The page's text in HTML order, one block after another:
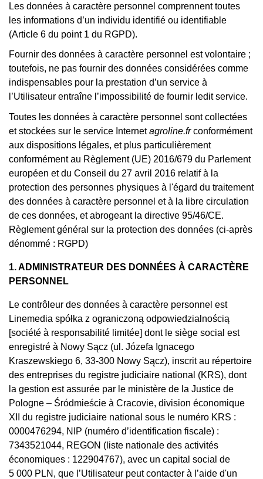
Les données à caractère personnel comprennent toutes
les informations d’un individu identifié ou identifiable
(Article 6 du point 1 du RGPD).
Fournir des données à caractère personnel est volontaire ;
toutefois, ne pas fournir des données considérées comme
indispensables pour la prestation d’un service à
l’Utilisateur entraîne l’impossibilité de fournir ledit service.
Toutes les données à caractère personnel sont collectées
et stockées sur le service Internetagroline.frconformément
aux dispositions légales, et plus particulièrement
conformément au Règlement (UE) 2016/679 du Parlement
européen et du Conseil du 27 avril 2016 relatif à la
protection des personnes physiques à l'égard du traitement
des données à caractère personnel et à la libre circulation
de ces données, et abrogeant la directive 95/46/CE.
Règlement général sur la protection des données (ci-après
dénommé : RGPD)
1. ADMINISTRATEUR DES DONNÉES À CARACTÈRE
PERSONNEL
Le contrôleur des données à caractère personnel est
Linemedia spółka z ograniczoną odpowiedzialnością
[société à responsabilité limitée] dont le siège social est
enregistré à Nowy Sącz (ul. Józefa Ignacego
Kraszewskiego 6, 33-300 Nowy Sącz), inscrit au répertoire
des entreprises du registre judiciaire national (KRS), dont
la gestion est assurée par le ministère de la Justice de
Pologne – Śródmieście à Cracovie, division économique
XII du registre judiciaire national sous le numéro KRS :
0000476294, NIP (numéro d’identification fiscale) :
7343521044, REGON (liste nationale des activités
économiques : 122904767), avec un capital social de
5 000 PLN, que l’Utilisateur peut contacter à l’aide d'un